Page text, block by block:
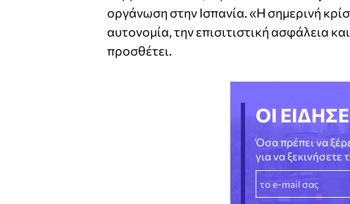
οργάνωση στην Ισπανία. «Η σημερινή
αυτονομία, την επισιτιστική ασφάλεια
προσθέτει.
ΟΙ
Όσα πρέπει να
για να ξεκινήσετε